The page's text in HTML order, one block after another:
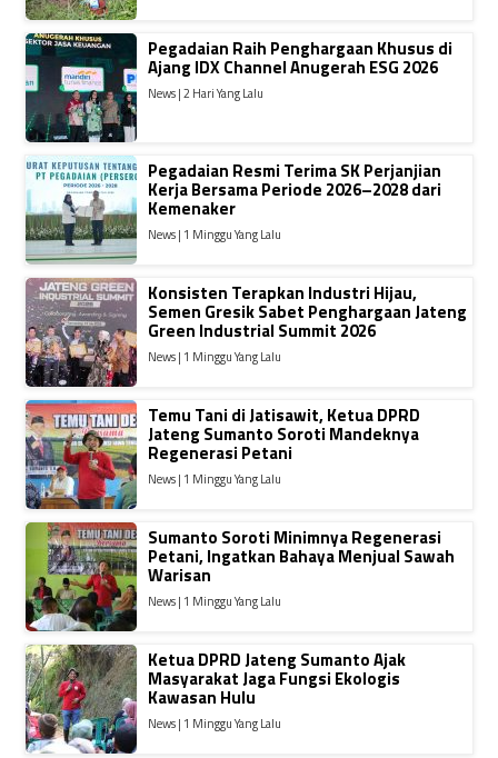
Pegadaian Raih Penghargaan Khusus di
Ajang IDX Channel Anugerah ESG 2026
News | 2 Hari Yang Lalu
Pegadaian Resmi Terima SK Perjanjian
Kerja Bersama Periode 2026–2028 dari
Kemenaker
News | 1 Minggu Yang Lalu
Konsisten Terapkan Industri Hijau,
Semen Gresik Sabet Penghargaan Jateng
Green Industrial Summit 2026
News | 1 Minggu Yang Lalu
Temu Tani di Jatisawit, Ketua DPRD
Jateng Sumanto Soroti Mandeknya
Regenerasi Petani
News | 1 Minggu Yang Lalu
Sumanto Soroti Minimnya Regenerasi
Petani, Ingatkan Bahaya Menjual Sawah
Warisan
News | 1 Minggu Yang Lalu
Ketua DPRD Jateng Sumanto Ajak
Masyarakat Jaga Fungsi Ekologis
Kawasan Hulu
News | 1 Minggu Yang Lalu